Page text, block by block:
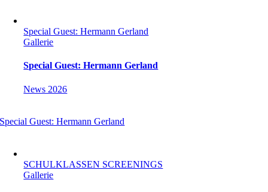
Special Guest: Hermann Gerland
Gallerie
Special Guest: Hermann Gerland
News 2026
Special Guest: Hermann Gerland
SCHULKLASSEN SCREENINGS
Gallerie